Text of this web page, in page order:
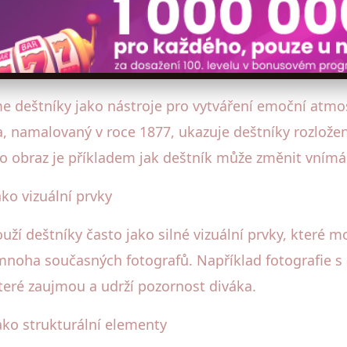
deštníky jako nástroje pro vytváření emoční
namalovaný v roce 1877, ukazuje deštníky
obraz je příkladem jak deštník může změnit
vizuální prvky
deštníky často jako silné vizuální prvky, které
současných fotografů. Například fotografie
zaujmou a udrží pozornost diváka.
strukturální elementy